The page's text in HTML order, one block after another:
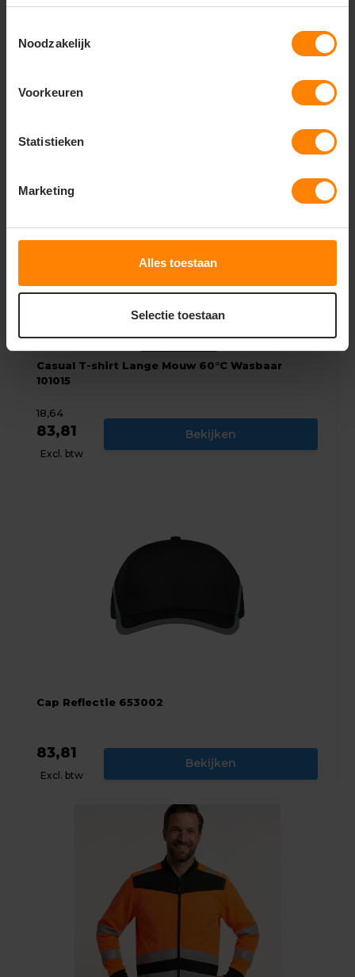
Noodzakelijk
Voorkeuren
Statistieken
Marketing
Alles toestaan
Selectie toestaan
bicolor‑kleuren (fluorgeel/ink, fluororanje/ink,
Onder voorbehoud van productveranderingen.
Casual T-shirt Lange Mouw 60°C Wasbaar
101015
18,64
83,81
Excl. btw
Bekijken
Cap Reflectie 653002
83,81
Excl. btw
Bekijken